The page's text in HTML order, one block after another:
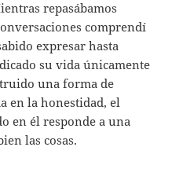
repasábamos
comprendí
expresar hasta
su vida únicamente
una forma de
en la honestidad, el
en él responde a una
las cosas.